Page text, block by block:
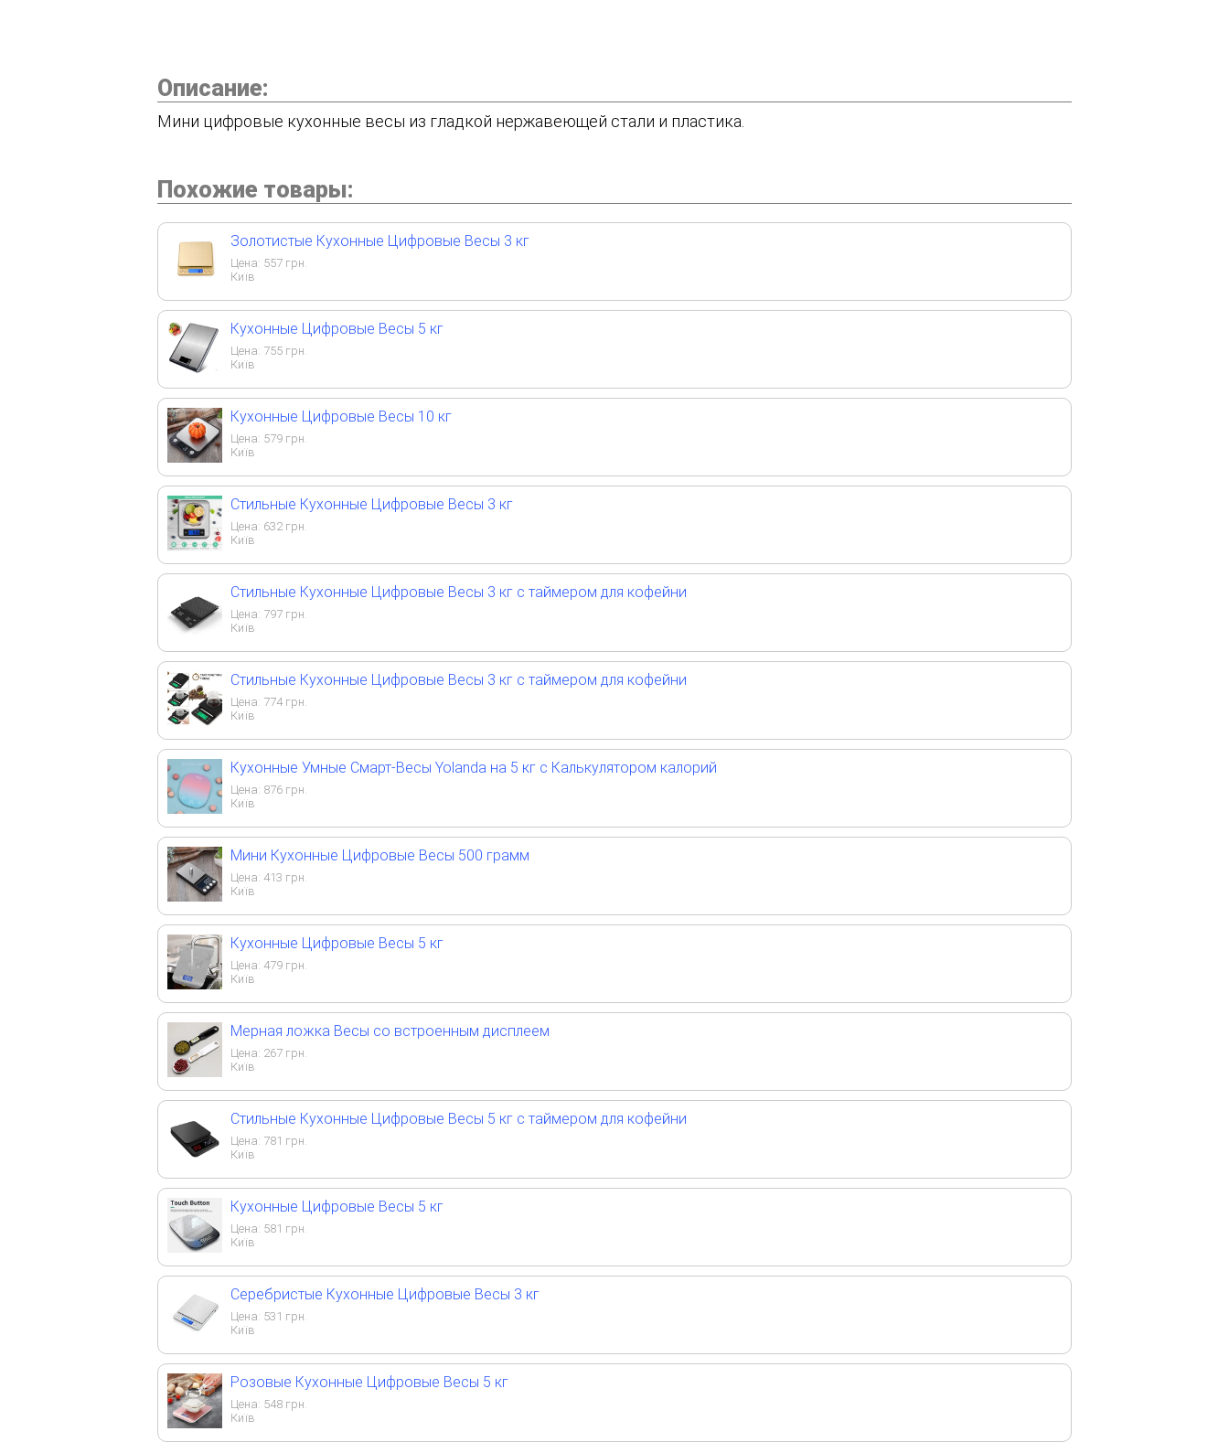
Описание:
Мини цифровые кухонные весы из гладкой нержавеющей стали и пластика.
Похожие товары:
Золотистые Кухонные Цифровые Весы 3 кг
Цена: 557 грн.
Київ
Кухонные Цифровые Весы 5 кг
Цена: 755 грн.
Київ
Кухонные Цифровые Весы 10 кг
Цена: 579 грн.
Київ
Стильные Кухонные Цифровые Весы 3 кг
Цена: 632грн.
Київ
Стильные Кухонные Цифровые Весы 3 кг с таймером для кофейни
Цена: 797 грн.
Київ
Стильные Кухонные Цифровые Весы 3 кг с таймером для кофейни
Цена: 774грн.
Київ
Кухонные Умные Смарт-Весы Yolanda на 5 кг c Калькулятором калорий
Цена: 876 грн.
Київ
Мини Кухонные Цифровые Весы 500 грамм
Цена: 413 грн.
Київ
Кухонные Цифровые Весы 5 кг
Цена: 479 грн.
Київ
Мерная ложка Весы со встроенным дисплеем
Цена: 267 грн.
Київ
Стильные Кухонные Цифровые Весы 5 кг с таймером для кофейни
Цена: 781 грн.
Київ
Кухонные Цифровые Весы 5 кг
Цена: 581 грн.
Київ
Серебристые Кухонные Цифровые Весы 3 кг
Цена: 531 грн.
Київ
Розовые Кухонные Цифровые Весы 5 кг
Цена: 548 грн.
Київ